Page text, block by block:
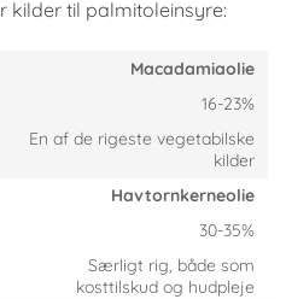
kilder til palmitoleinsyre:
Macadamiaolie
16-23%
En af de rigeste vegetabilske
kilder
Havtornkerneolie
30-35%
Særligt rig, både som
kosttilskud og hudpleje